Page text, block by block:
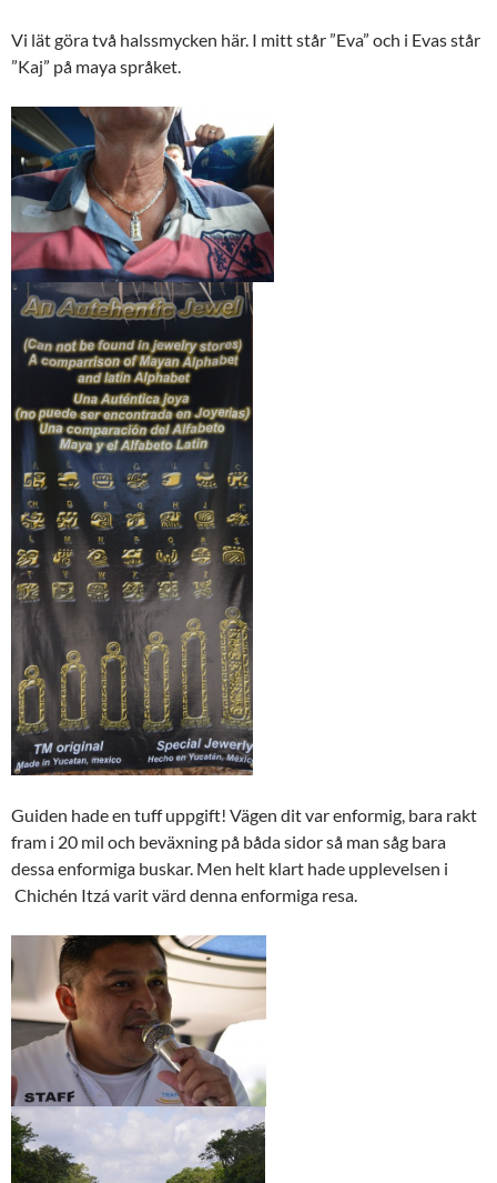
Vi lät göra två halssmycken här. I mitt står ”Eva” och i Evas står
”Kaj” på maya språket.
Guiden hade en tuff uppgift! Vägen dit var enformig, bara rakt
fram i 20 mil och beväxning på båda sidor så man såg bara
dessa enformiga buskar. Men helt klart hade upplevelsen i
Chichén Itzá varit värd denna enformiga resa.